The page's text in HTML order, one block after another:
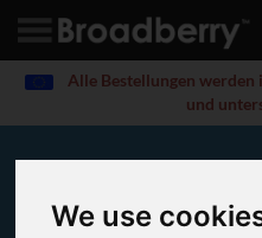
We use
Alle Bestellungen
und
2 TB ASUS